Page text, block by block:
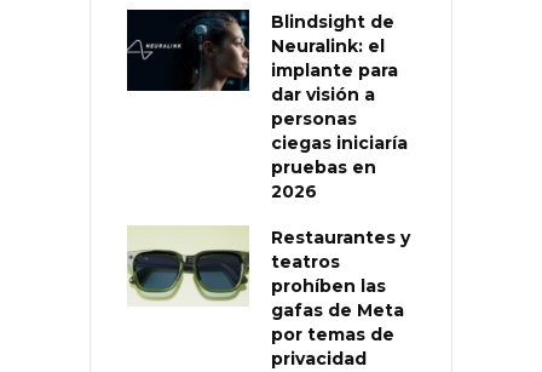
Blindsight de
Neuralink: el
implante para
dar visión a
personas
ciegas iniciaría
pruebas en
2026
Restaurantes y
teatros
prohíben las
gafas de Meta
por temas de
privacidad